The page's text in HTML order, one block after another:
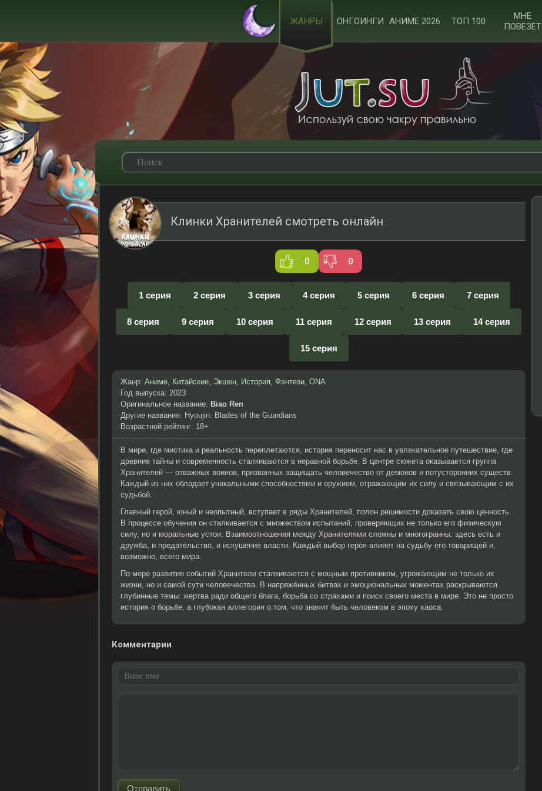
ЖАНРЫ ОНГОИНГИ АНИМЕ 2026 ТОП 100
МНЕ
ПОВЕЗЁТ
Клинки Хранителей смотреть онлайн
0 0
1 серия 2 серия 3 серия 4 серия 5 серия 6 серия 7 серия
8 серия 9 серия 10 серия 11 серия 12 серия 13 серия 14 серия
15 серия
Жанр: Аниме, Китайские, Экшен, История, Фэнтези, ONA
Год выпуска: 2023
Оригинальное название: Biao Ren
Другие названия: Hyoujin: Blades of the Guardians
Возрастной рейтинг: 18+
В мире, где мистика и реальность переплетаются, история переносит нас в увлекательное путешествие, где
древние тайны и современность сталкиваются в неравной борьбе. В центре сюжета оказывается группа
Хранителей — отважных воинов, призванных защищать человечество от демонов и потусторонних существ.
Каждый из них обладает уникальными способностями и оружием, отражающим их силу и связывающим с их
судьбой.
Главный герой, юный и неопытный, вступает в ряды Хранителей, полон решимости доказать свою ценность.
В процессе обучения он сталкивается с множеством испытаний, проверяющих не только его физическую
силу, но и моральные устои. Взаимоотношения между Хранителями сложны и многогранны: здесь есть и
дружба, и предательство, и искушение власти. Каждый выбор героя влияет на судьбу его товарищей и,
возможно, всего мира.
По мере развития событий Хранители сталкиваются с мощным противником, угрожающим не только их
жизни, но и самой сути человечества. В напряжённых битвах и эмоциональных моментах раскрываются
глубинные темы: жертва ради общего блага, борьба со страхами и поиск своего места в мире. Это не просто
история о борьбе, а глубокая аллегория о том, что значит быть человеком в эпоху хаоса.
Комментарии